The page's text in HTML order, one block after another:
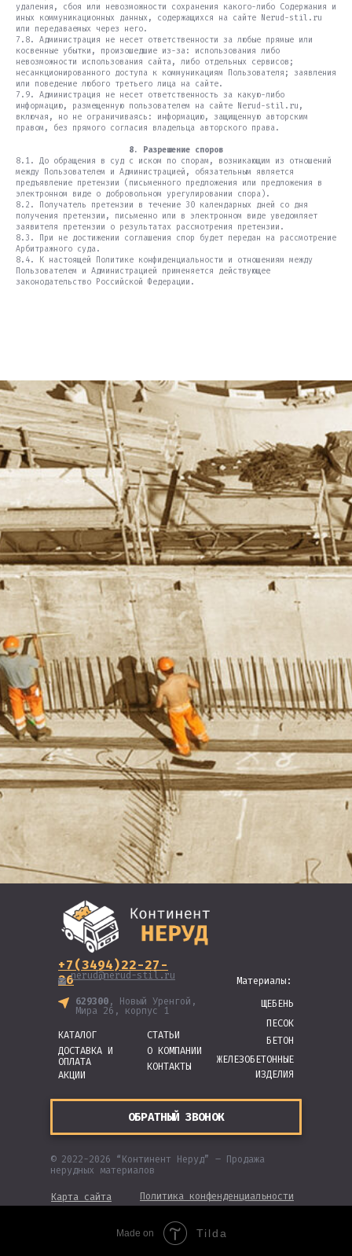
удаления, сбоя или невозможности сохранения какого-либо Содержания и
иных коммуникационных данных, содержащихся на сайте Nerud-stil.ru
или передаваемых через него.
7.8. Администрация не несет ответственности за любые прямые или
косвенные убытки, произошедшие из-за: использования либо
невозможности использования сайта, либо отдельных сервисов;
несанкционированного доступа к коммуникациям Пользователя; заявления
или поведение любого третьего лица на сайте.
7.9. Администрация не несет ответственность за какую-либо
информацию, размещенную пользователем на сайте Nerud-stil.ru,
включая, но не ограничиваясь: информацию, защищенную авторским
правом, без прямого согласия владельца авторского права.
8. Разрешение споров
8.1. До обращения в суд с иском по спорам, возникающим из отношений
между Пользователем и Администрацией, обязательным является
предъявление претензии (письменного предложения или предложения в
электронном виде о добровольном урегулировании спора).
8.2. Получатель претензии в течение 30 календарных дней со дня
получения претензии, письменно или в электронном виде уведомляет
заявителя претензии о результатах рассмотрения претензии.
8.3. При не достижении соглашения спор будет передан на рассмотрение
Арбитражного суда.
8.4. К настоящей Политике конфиденциальности и отношениям между
Пользователем и Администрацией применяется действующее
законодательство Российской Федерации.
Политика конфенденциальности
Карта сайта
ОБРАТНЫЙ ЗВОНОК
ЩЕБЕНЬ
БЕТОН
ЖЕЛЕЗОБЕТОННЫЕ
ИЗДЕЛИЯ
ПЕСОК
КАТАЛОГ
АКЦИИ
СТАТЬИ
О КОМПАНИИ
КОНТАКТЫ
ДОСТАВКА И
ОПЛАТА
© 2022-2026 “Континент Неруд” – Продажа
нерудных материалов
+7(3494)22-27-
26nerud@nerud-stil.ru
629300 , Новый Уренгой,
Мира 26, корпус 1
Материалы:
Made on Tilda